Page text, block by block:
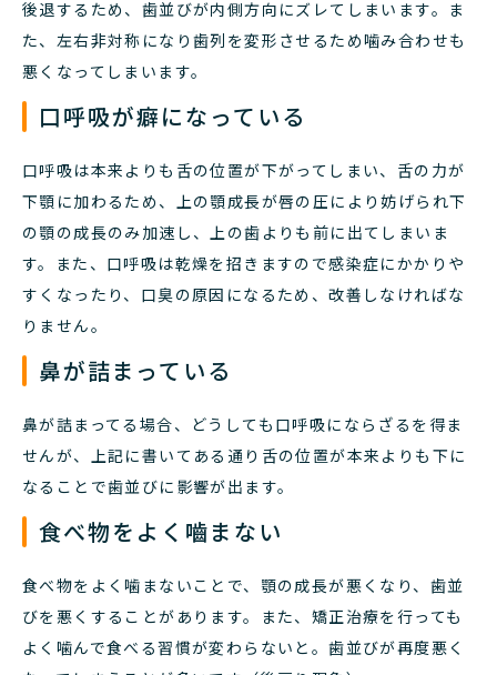
後退するため、歯並びが内側方向にズレてしまいます。ま
た、左右非対称になり歯列を変形させるため噛み合わせも
悪くなってしまいます。
口呼吸が癖になっている
口呼吸は本来よりも舌の位置が下がってしまい、舌の力が
下顎に加わるため、上の顎成長が唇の圧により妨げられ下
の顎の成長のみ加速し、上の歯よりも前に出てしまいま
す。また、口呼吸は乾燥を招きますので感染症にかかりや
すくなったり、口臭の原因になるため、改善しなければな
りません。
鼻が詰まっている
鼻が詰まってる場合、どうしても口呼吸にならざるを得ま
せんが、上記に書いてある通り舌の位置が本来よりも下に
なることで歯並びに影響が出ます。
食べ物をよく嚙まない
食べ物をよく噛まないことで、顎の成長が悪くなり、歯並
びを悪くすることがあります。また、矯正治療を行っても
よく噛んで食べる習慣が変わらないと。歯並びが再度悪く